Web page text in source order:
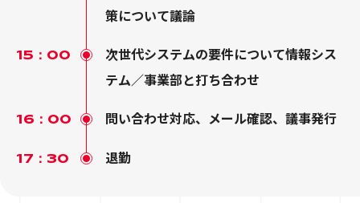
策について議論
15：00
次世代システムの要件について情報シス
テム／事業部と打ち合わせ
16：00 問い合わせ対応、メール確認、議事発行
17：30 退勤